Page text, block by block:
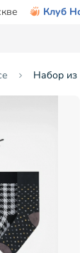
Клуб
Набор из